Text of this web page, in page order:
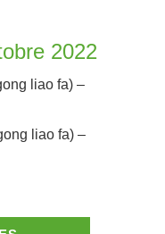
2022
liao fa) –
liao fa) –